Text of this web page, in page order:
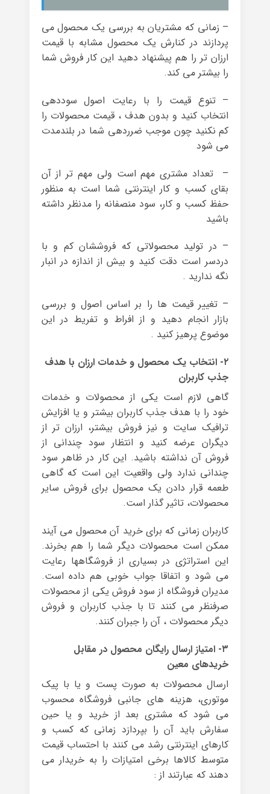
– زمانی که مشتریان به بررسی یک محصول می
پردازند در کنارش یک محصول مشابه با قیمت
ارزان تر را هم پیشنهاد دهید این کار فروش شما
را بیشتر می کند.
– تنوع قیمت را با رعایت اصول سوددهی
انتخاب کنید و بدون هدف ، قیمت محصولات را
کم نکنید چون موجب ضرردهی شما در بلندمدت
می شود
– تعداد مشتری مهم است ولی مهم تر از آن
بقای کسب و کار اینترنتی شما است به منظور
حفظ کسب و کار، سود منصفانه را مدنظر داشته
باشید
– در تولید محصولاتی که فروششان کم و با
دردسر است دقت کنید و بیش از اندازه در انبار
نگه ندارید .
– تغییر قیمت ها را بر اساس اصول و بررسی
بازار انجام دهید و از افراط و تفریط در این
موضوع پرهیز کنید .
۲- انتخاب یک محصول و خدمات ارزان با هدف
جذب کاربران
گاهی لازم است یکی از محصولات و خدمات
خود را با هدف جذب کاربران بیشتر و یا افزایش
ترافیک سایت و نیز فروش بیشتر، ارزان تر از
دیگران عرضه کنید و انتظار سود چندانی از
فروش آن نداشته باشید. این کار در ظاهر سود
چندانی ندارد ولی واقعیت این است که گاهی
طعمه قرار دادن یک محصول برای فروش سایر
محصولات، تاثیر گذار است.
کاربران زمانی که برای خرید آن محصول می آیند
ممکن است محصولات دیگر شما را هم بخرند.
این استراتژی در بسیاری از فروشگاهها رعایت
می شود و اتفاقا جواب خوبی هم داده است.
مدیران فروشگاه از سود فروش یکی از محصولات
صرفنظر می کنند تا با جذب کاربران و فروش
دیگر محصولات ، آن را جبران کنند.
۳- امتیاز ارسال رایگان محصول در مقابل
خریدهای معین
ارسال محصولات به صورت پست و یا با پیک
موتوری، هزینه های جانبی فروشگاه محسوب
می شود که مشتری بعد از خرید و یا حین
سفارش باید آن را بپردازد زمانی که کسب و
کارهای اینترنتی رشد می کنند با احتساب قیمت
متوسط کالاها برخی امتیازات را به خریدار می
دهند که عبارتند از :